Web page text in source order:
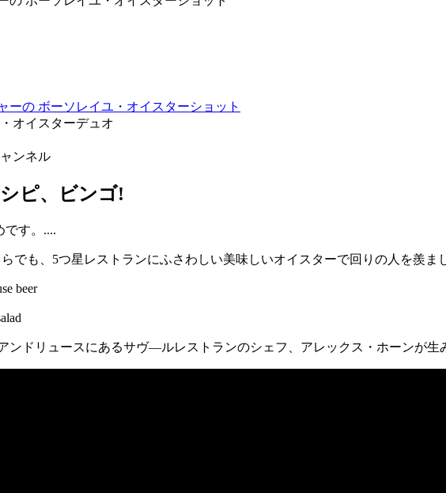
オイスターデュオ
ンネル
ピ、ビンゴ!
です。....
でも、5つ星レストランにふさわしい美味しいオイスターで回りの人を羨ま
beer
ンドリュースにあるサヴ―ルレストランのシェフ、アレックス・ホーンが生